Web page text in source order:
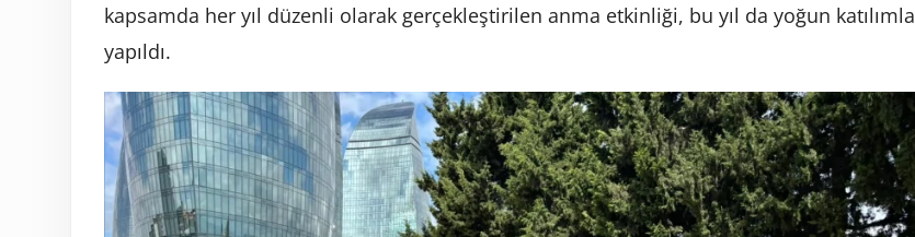
kapsamda her yıl düzenli olarak gerçekleştirilen anma etkinliği, bu yıl da yoğun katılımla
yapıldı.